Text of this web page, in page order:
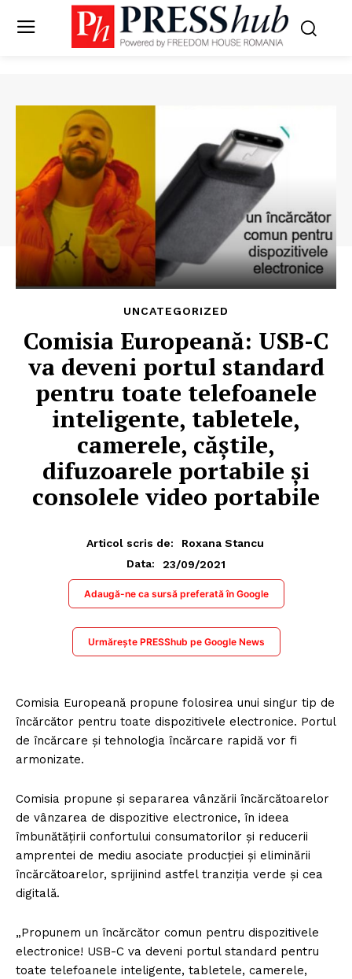
UNCATEGORIZED
Comisia Europeană: USB-C
va deveni portul standard
pentru toate telefoanele
inteligente, tabletele,
camerele, căștile,
difuzoarele portabile și
consolele video portabile
Articol scris de:
Roxana Stancu
Data:
23/09/2021
Adaugă-ne ca sursă preferată în Google
Urmărește PRESShub pe Google News
Comisia Europeană propune folosirea unui singur tip de
încărcător pentru toate dispozitivele electronice. Portul
de încărcare și tehnologia încărcare rapidă vor fi
armonizate.
Comisia propune și separarea vânzării încărcătoarelor
de vânzarea de dispozitive electronice, în ideea
îmbunătățirii confortului consumatorilor și reducerii
amprentei de mediu asociate producției și eliminării
încărcătoarelor, sprijinind astfel tranziția verde și cea
digitală.
„Propunem un încărcător comun pentru dispozitivele
electronice! USB-C va deveni portul standard pentru
toate telefoanele inteligente, tabletele, camerele,